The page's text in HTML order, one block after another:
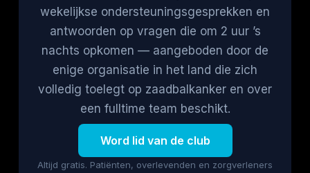
wekelijkse ondersteuningsgesprekken en
antwoorden op vragen die om 2 uur ’s
nachts opkomen — aangeboden door de
enige organisatie in het land die zich
volledig toelegt op zaadbalkanker en over
een fulltime team beschikt.
Word lid van de club
Altijd gratis. Patiënten, overlevenden en zorgverleners